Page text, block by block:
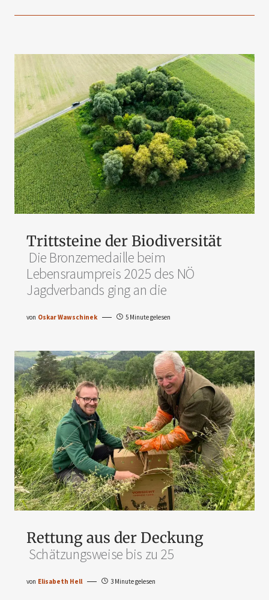
Trittsteine der Biodiversität
Die Bronzemedaille beim
Lebensraumpreis 2025 des NÖ
Jagdverbands ging an die
von Oskar Wawschinek 5 Minute gelesen
Rettung aus der Deckung
Schätzungsweise bis zu 25
von Elisabeth Hell 3 Minute gelesen